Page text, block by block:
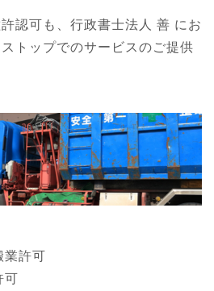
認可も、行政書士法人 善 にお
トップでのサービスのご提供
業許可
可